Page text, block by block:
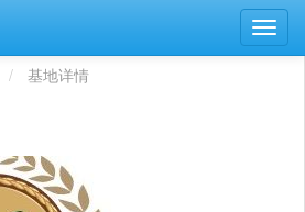
基地详情